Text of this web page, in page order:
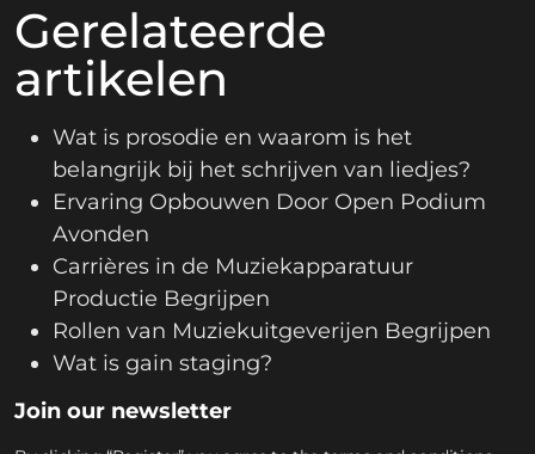
Gerelateerde
artikelen
Wat is prosodie en waarom is het
belangrijk bij het schrijven van liedjes?
Ervaring Opbouwen Door Open Podium
Avonden
Carrières in de Muziekapparatuur
Productie Begrijpen
Rollen van Muziekuitgeverijen Begrijpen
Wat is gain staging?
Join our newsletter